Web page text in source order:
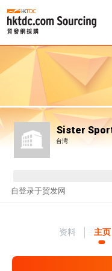
Sister
台湾
自登录于贸发网
资料 主页